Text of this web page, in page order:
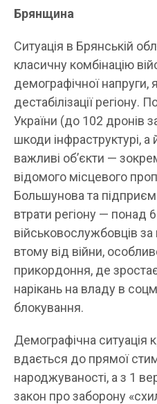
Брянщина
Ситуація в Брянській
класичну комбінацію
демографічної
дестабілізації регіону.
України (до 102 дронів
шкоди інфраструктурі,
важливі об’єкти —
відомого місцевого
Большунова та
втрати регіону — понад
військовослужбовців
втому від війни,
прикордоння, де
нарікань на владу в
блокування.
Демографічна ситуація
вдається до прямої
народжуваності, а з 1
закон про заборону